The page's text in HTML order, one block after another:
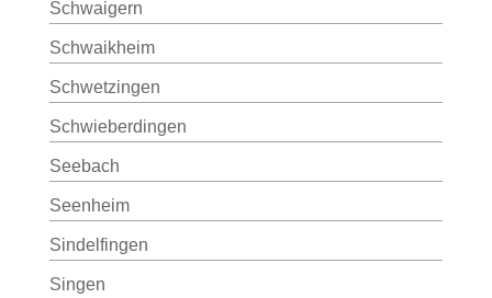
Schwaigern
Schwaikheim
Schwetzingen
Schwieberdingen
Seebach
Seenheim
Sindelfingen
Singen